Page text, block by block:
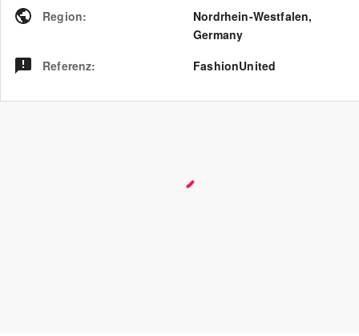
Region: Nordrhein-Westfalen,
Germany
Referenz: FashionUnited